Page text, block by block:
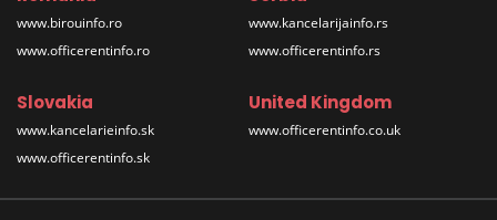
www.birouinfo.ro
www.officerentinfo.ro
www.kancelarijainfo.rs
www.officerentinfo.rs
Slovakia
www.kancelarieinfo.sk
www.officerentinfo.sk
United Kingdom
www.officerentinfo.co.uk